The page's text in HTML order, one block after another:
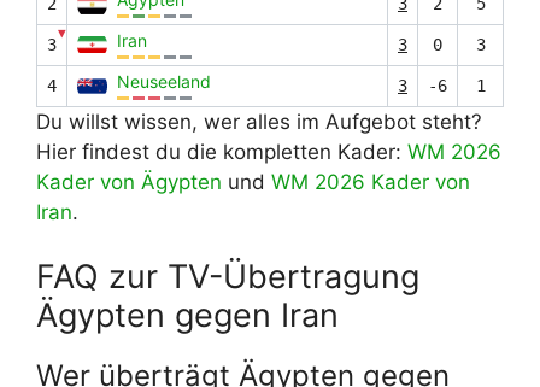
3
▼ Iran 3 0 3
4 Neuseeland 3 -6 1
Du willst wissen, wer alles im Aufgebot steht?
Hier findest du die kompletten Kader: WM 2026
Kader von Ägypten und WM 2026 Kader von
Iran.
FAQ zur TV-Übertragung
Ägypten gegen Iran
Wer überträgt Ägypten gegen